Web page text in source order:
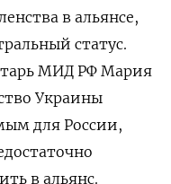
в альянсе,
статус.
МИД РФ Мария
Украины
для России,
в альянс.